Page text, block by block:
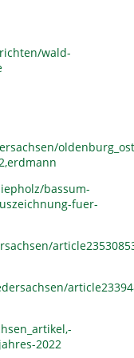
wald-
bassum-
fuer-
2022